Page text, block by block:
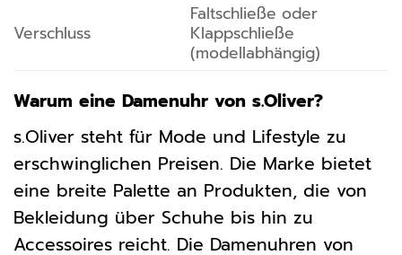
Verschluss
Faltschließe oder
Klappschließe
(modellabhängig)
Warum eine Damenuhr von s.Oliver?
s.Oliver steht für Mode und Lifestyle zu
erschwinglichen Preisen. Die Marke bietet
eine breite Palette an Produkten, die von
Bekleidung über Schuhe bis hin zu
Accessoires reicht. Die Damenuhren von